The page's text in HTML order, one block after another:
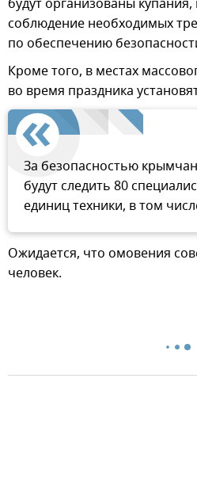
будут организованы
соблюдение необходимых
по обеспечению
Кроме того, в местах
во время праздника
За безопасностью
будут следить 80
единиц техники, в том
Ожидается, что омовения
человек.